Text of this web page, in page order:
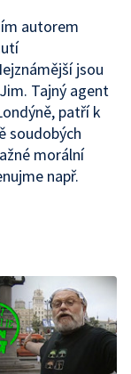
autorem
jsou
Tajný agent
patří k
soudobých
morální
např.